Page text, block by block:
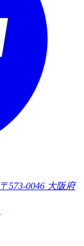
〒573-0046 大阪府